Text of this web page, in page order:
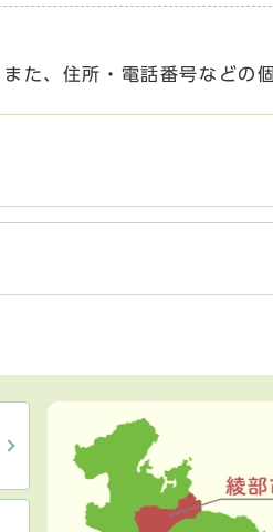
た、住所・電話番号などの個